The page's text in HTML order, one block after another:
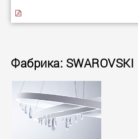
Фабрика: SWAROVSKI